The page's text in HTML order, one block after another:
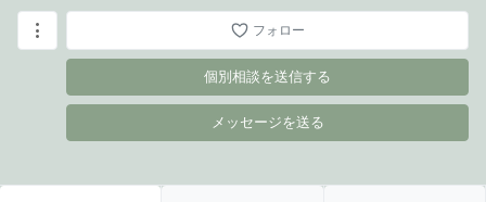
フォロー
個別相談を送信する
メッセージを送る